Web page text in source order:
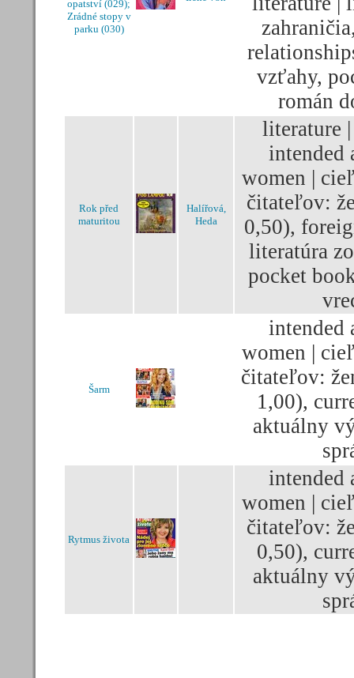
opatství (029);
Zrádné stopy v
parku (030)
vzťahy,
román
Rok před
maturitou
Halířová,
Heda
literature
intended
women |
čitateľov:
0,50),
literatúra
pocket
Šarm
intended
women |
čitateľov:
1,00),
aktuálny
Rytmus života
intended
women |
čitateľov:
0,50),
aktuálny